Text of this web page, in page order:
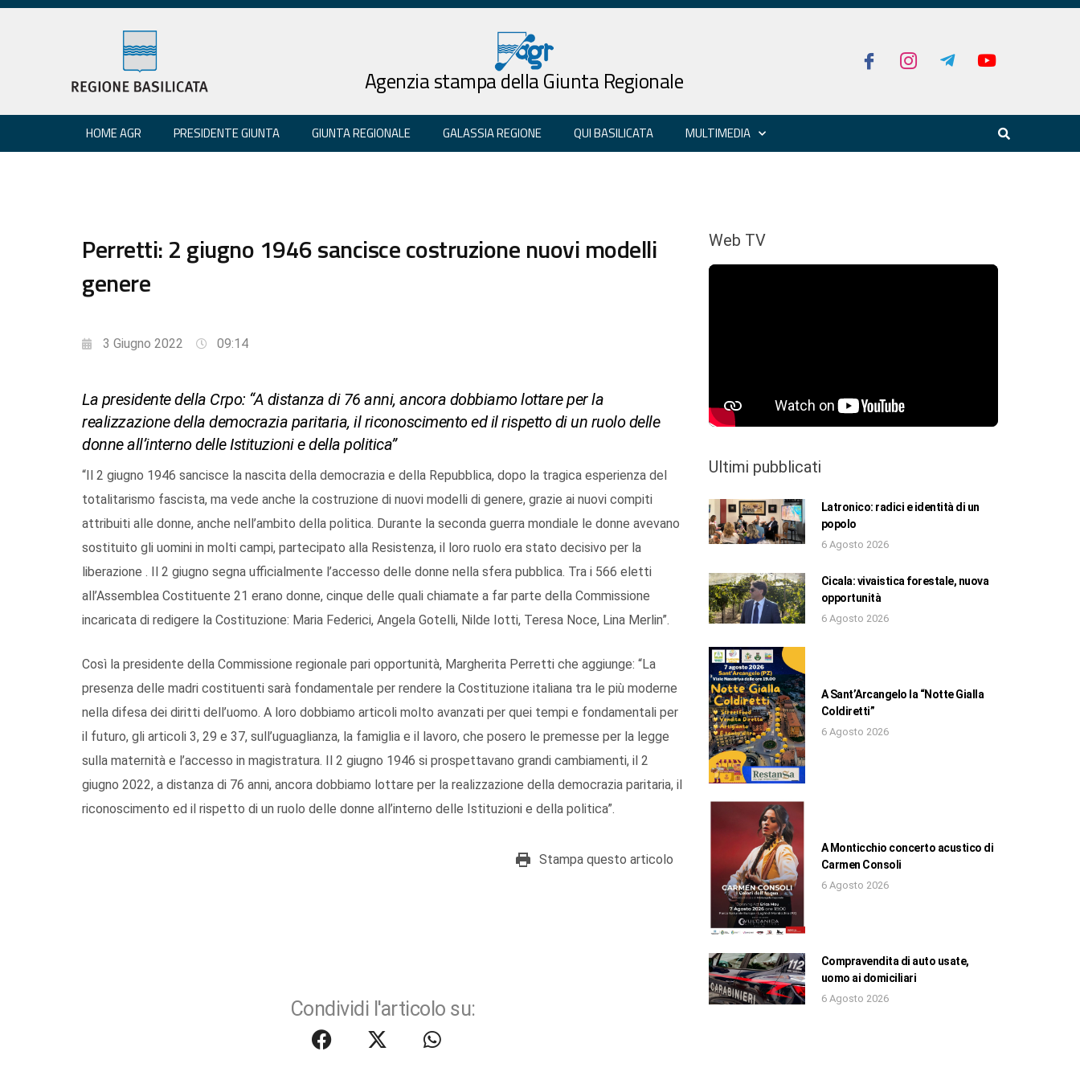
Agenzia stampa della Giunta Regionale
HOME AGR PRESIDENTE GIUNTA GIUNTA REGIONALE GALASSIA REGIONE QUI BASILICATA MULTIMEDIA
Perretti: 2 giugno 1946 sancisce costruzione nuovi modelli
genere
3 Giugno 2022 09:14
La presidente della Crpo: “A distanza di 76 anni, ancora dobbiamo lottare per la
realizzazione della democrazia paritaria, il riconoscimento ed il rispetto di un ruolo delle
donne all’interno delle Istituzioni e della politica”
“Il 2 giugno 1946 sancisce la nascita della democrazia e della Repubblica, dopo la tragica esperienza del
totalitarismo fascista, ma vede anche la costruzione di nuovi modelli di genere, grazie ai nuovi compiti
attribuiti alle donne, anche nell’ambito della politica. Durante la seconda guerra mondiale le donne avevano
sostituito gli uomini in molti campi, partecipato alla Resistenza, il loro ruolo era stato decisivo per la
liberazione . Il 2 giugno segna ufficialmente l’accesso delle donne nella sfera pubblica. Tra i 566 eletti
all’Assemblea Costituente 21 erano donne, cinque delle quali chiamate a far parte della Commissione
incaricata di redigere la Costituzione: Maria Federici, Angela Gotelli, Nilde Iotti, Teresa Noce, Lina Merlin”.
Così la presidente della Commissione regionale pari opportunità, Margherita Perretti che aggiunge: “La
presenza delle madri costituenti sarà fondamentale per rendere la Costituzione italiana tra le più moderne
nella difesa dei diritti dell’uomo. A loro dobbiamo articoli molto avanzati per quei tempi e fondamentali per
il futuro, gli articoli 3, 29 e 37, sull’uguaglianza, la famiglia e il lavoro, che posero le premesse per la legge
sulla maternità e l’accesso in magistratura. Il 2 giugno 1946 si prospettavano grandi cambiamenti, il 2
giugno 2022, a distanza di 76 anni, ancora dobbiamo lottare per la realizzazione della democrazia paritaria, il
riconoscimento ed il rispetto di un ruolo delle donne all’interno delle Istituzioni e della politica”.
Stampa questo articolo
Condividi l'articolo su:
Web TV
Ultimi pubblicati
Latronico: radici e identità di un
popolo
6 Agosto 2026
Cicala: vivaistica forestale, nuova
opportunità
6 Agosto 2026
A Sant’Arcangelo la “Notte Gialla
Coldiretti”
6 Agosto 2026
A Monticchio concerto acustico di
Carmen Consoli
6 Agosto 2026
Compravendita di auto usate,
uomo ai domiciliari
6 Agosto 2026